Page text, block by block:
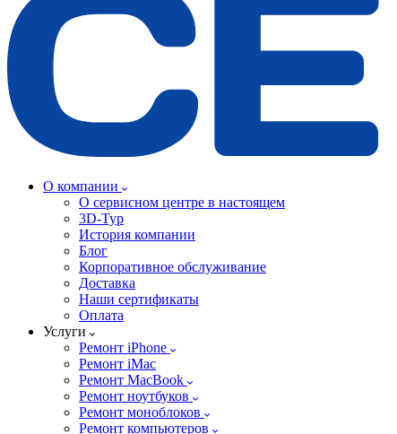
О компании
О сервисном центре в настоящем
3D-Тур
История компании
Блог
Корпоративное обслуживание
Доставка
Наши сертификаты
Оплата
Услуги
Ремонт iPhone
Ремонт iMac
Ремонт MacBook
Ремонт ноутбуков
Ремонт моноблоков
Ремонт компьютеров